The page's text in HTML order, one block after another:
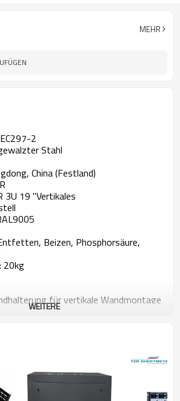
MEHR
2
Stahl
China (Festland)
3U 19 "Vertikales
Beizen, Phosphorsäure,
20kg
für vertikale Wandmontage
vielseitige Aufbewahrungslösung, mit
(bündig mit der Wand) montiert werden
Alternativ kann die 3U-
Installation unter einem
werden, sodass der Zugriff auf die
von Ihrem Arbeitsplatz aus
WEITERE